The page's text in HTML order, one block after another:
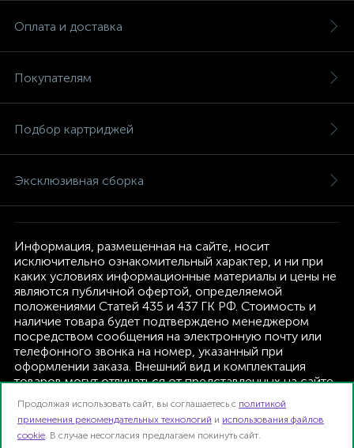
Оплата и доставка
Покупателям
Подбор картриджей
Эксклюзивная сборка
Информация, размещенная на сайте, носит
исключительно ознакомительный характер, и ни при
каких условиях информационные материалы и цены не
являются публичной офертой, определяемой
положениями Статей 435 и 437 ГК РФ. Стоимость и
наличие товара будет подтверждено менеджером
посредством сообщения на электронную почту или
телефонного звонка на номер, указанный при
оформлении заказа. Внешний вид и комплектация
товаров могут отличаться от представленных на сайте.
текущую комплектацию, без дополнительного
уведомления.
Продолжая использовать сайт, вы соглашаетесь с политикой
применения рекомендательных технологий и использования файлов
cookie. В случае несогласия предлагаем покинуть сайт.